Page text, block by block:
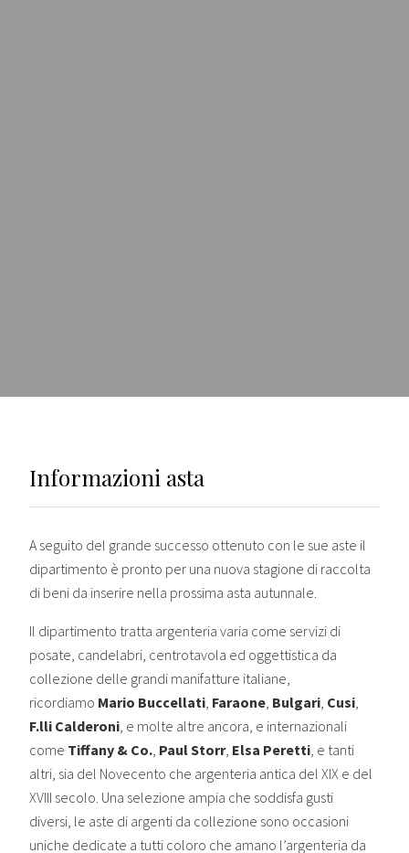
Informazioni asta
A seguito del grande successo ottenuto con le sue aste il
dipartimento è pronto per una nuova stagione di raccolta
di beni da inserire nella prossima asta autunnale.
Il dipartimento tratta argenteria varia come servizi di
posate, candelabri, centrotavola ed oggettistica da
collezione delle grandi manifatture italiane,
ricordiamo Mario Buccellati, Faraone, Bulgari, Cusi,
F.lli Calderoni, e molte altre ancora, e internazionali
come Tiffany & Co., Paul Storr, Elsa Peretti, e tanti
altri, sia del Novecento che argenteria antica del XIX e del
XVIII secolo. Una selezione ampia che soddisfa gusti
diversi, le aste di argenti da collezione sono occasioni
uniche dedicate a tutti coloro che amano l’argenteria da